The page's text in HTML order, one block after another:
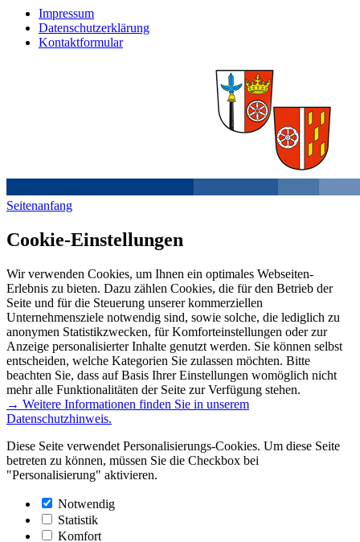
Impressum
Datenschutzerklärung
Kontaktformular
Seitenanfang
Cookie-Einstellungen
Wir verwenden Cookies, um Ihnen ein optimales Webseiten-
Erlebnis zu bieten. Dazu zählen Cookies, die für den Betrieb der
Seite und für die Steuerung unserer kommerziellen
Unternehmensziele notwendig sind, sowie solche, die lediglich zu
anonymen Statistikzwecken, für Komforteinstellungen oder zur
Anzeige personalisierter Inhalte genutzt werden. Sie können selbst
entscheiden, welche Kategorien Sie zulassen möchten. Bitte
beachten Sie, dass auf Basis Ihrer Einstellungen womöglich nicht
mehr alle Funktionalitäten der Seite zur Verfügung stehen.
→ Weitere Informationen finden Sie in unserem
Datenschutzhinweis.
Diese Seite verwendet Personalisierungs-Cookies. Um diese Seite
betreten zu können, müssen Sie die Checkbox bei
"Personalisierung" aktivieren.
Notwendig
Statistik
Komfort